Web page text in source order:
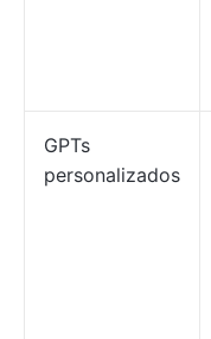
GPTs
personalizados